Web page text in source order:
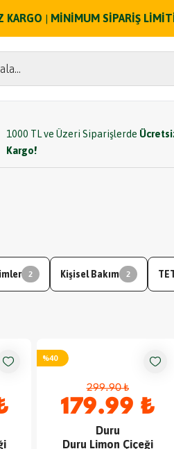
KARGO MİNİMUM SİPARİŞ
1000 TL ve Üzeri Siparişlerde
Kargo!
2 Kişisel Bakım 2
%40
299.90 ₺
179.99 ₺
Duru
Duru Limon Çiçeği